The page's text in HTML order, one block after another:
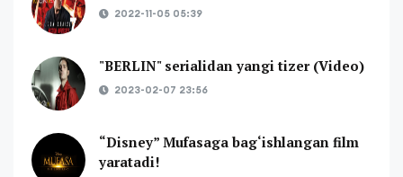
2022-11-05 05:39
"BERLIN" serialidan yangi tizer (Video)
2023-02-07 23:56
“Disney” Mufasaga bag‘ishlangan film
yaratadi!